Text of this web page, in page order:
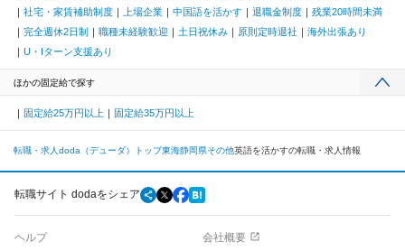
社宅・家賃補助制度
上場企業 中国語を活かす 退職金制度
残業20時間未満
完全週休2日制
職種未経験歓迎 土日祝休み 原則定時退社
海外出張あり
U・Iターン支援あり
ほかの固定給で探す
固定給25万円以上 固定給35万円以上
転職・求人doda（デューダ）トップ東海静岡県その他英語を活かすの転職・求人情報
転職サイト dodaをシェア
ヘルプ
会社概要